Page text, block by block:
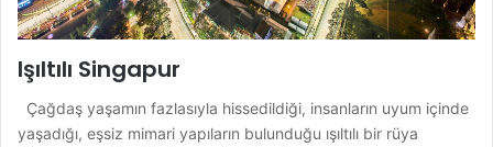
Işıltılı Singapur
Çağdaş yaşamın fazlasıyla hissedildiği, insanların uyum içinde
yaşadığı, eşsiz mimari yapıların bulunduğu ışıltılı bir rüya